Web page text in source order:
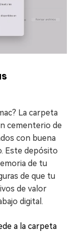
La carpeta
cementerio de
con buena
Este depósito
de tu
de que tu
de valor
digital.
a la carpeta